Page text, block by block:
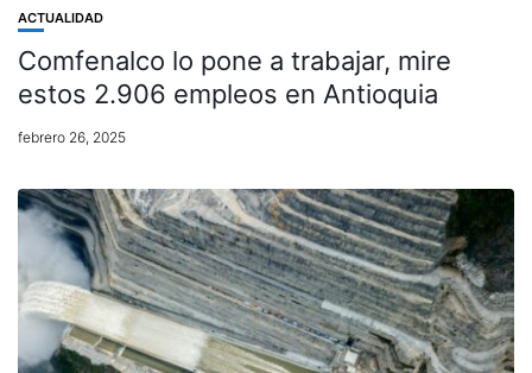
ACTUALIDAD
Comfenalco lo pone a trabajar, mire
estos 2.906 empleos en Antioquia
febrero 26, 2025